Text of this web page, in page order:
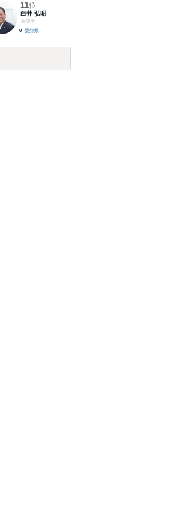
11位
白井 弘昭
弁護士
愛知県